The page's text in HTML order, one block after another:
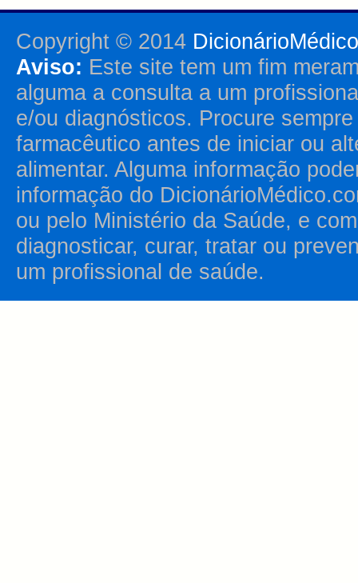
Copyright © 2014
Aviso: Este site tem um fim
alguma a consulta a um
e/ou diagnósticos. Procure
farmacêutico antes de iniciar ou
alimentar. Alguma informação
informação do
ou pelo Ministério da Saúde, e
diagnosticar, curar, tratar ou
um profissional de saúde.